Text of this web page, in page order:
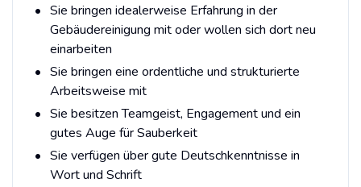
Sie bringen idealerweise Erfahrung in der
Gebäudereinigung mit oder wollen sich dort neu
einarbeiten
Sie bringen eine ordentliche und strukturierte
Arbeitsweise mit
Sie besitzen Teamgeist, Engagement und ein
gutes Auge für Sauberkeit
Sie verfügen über gute Deutschkenntnisse in
Wort und Schrift